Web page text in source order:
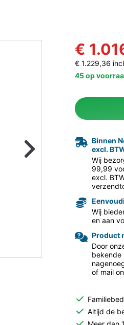
€
€ 1.229,36
45 op
Binnen
excl.
Wij
99,99
excl.
Wij
en aan
Product
Door
bekende
of mail
Altijd de